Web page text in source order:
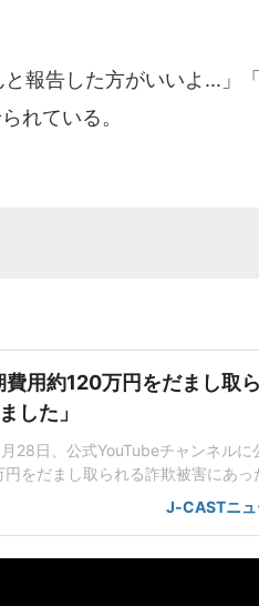
報告した方がいいよ...」
れている。
用約120万円をだまし取
した」
28日、公式YouTubeチャンネルに
をだまし取られる詐欺被害にあっ
長を信じたものの...「【破産】詐欺
画でふかわ。さんは、友人のりょう
J-CASTニュ